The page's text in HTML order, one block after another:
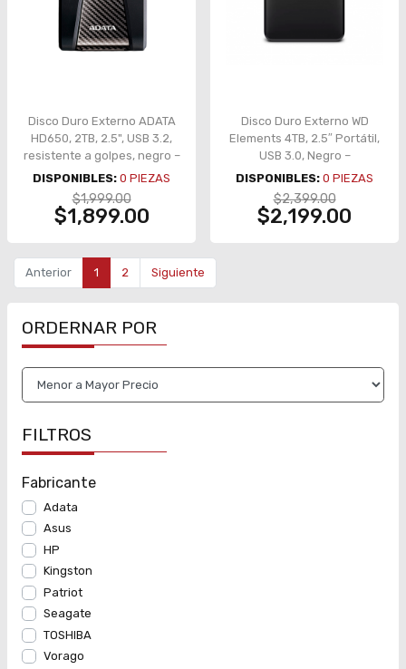
Disco Duro Externo ADATA
HD650, 2TB, 2.5", USB 3.2,
resistente a golpes, negro –
AHD650-2TU31-CBK
DISPONIBLES: 0 PIEZAS
$1,999.00
$1,899.00
Disco Duro Externo WD
Elements 4TB, 2.5″ Portátil,
USB 3.0, Negro –
WDBU6Y0040BBK-WESN
DISPONIBLES: 0 PIEZAS
$2,399.00
$2,199.00
Anterior 1 2 Siguiente
ORDERNAR POR
FILTROS
Fabricante
Adata
Asus
HP
Kingston
Patriot
Seagate
TOSHIBA
Vorago